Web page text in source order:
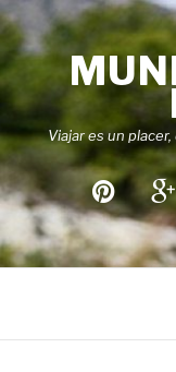
Saltar
al
contenido
Viajar es un